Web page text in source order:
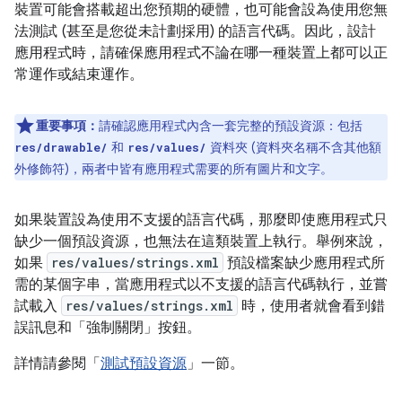
裝置可能會搭載超出您預期的硬體，也可能會設為使用您無
法測試 (甚至是您從未計劃採用) 的語言代碼。因此，設計
應用程式時，請確保應用程式不論在哪一種裝置上都可以正
常運作或結束運作。
重要事項： 請確認應用程式內含一套完整的預設資源：包括
res/drawable/ 和 res/values/ 資料夾 (資料夾名稱不含其他額
外修飾符)，兩者中皆有應用程式需要的所有圖片和文字。
如果裝置設為使用不支援的語言代碼，那麼即使應用程式只
缺少一個預設資源，也無法在這類裝置上執行。舉例來說，
如果 res/values/strings.xml 預設檔案缺少應用程式所
需的某個字串，當應用程式以不支援的語言代碼執行，並嘗
試載入
res/values/strings.xml 時，使用者就會看到錯
誤訊息和「強制關閉」按鈕。
詳情請參閱「 測試預設資源」一節。